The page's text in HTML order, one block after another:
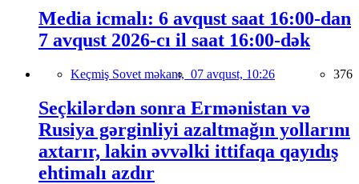
Media icmalı: 6 avqust saat 16:00-dan
7 avqust 2026-cı il saat 16:00-dək
Keçmiş Sovet məkanı, 07 avqust, 10:26 376
Seçkilərdən sonra Ermənistan və
Rusiya gərginliyi azaltmağın yollarını
axtarır, lakin əvvəlki ittifaqa qayıdış
ehtimalı azdır